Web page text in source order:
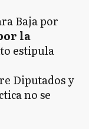
Baja por
la
estipula
Diputados y
no se